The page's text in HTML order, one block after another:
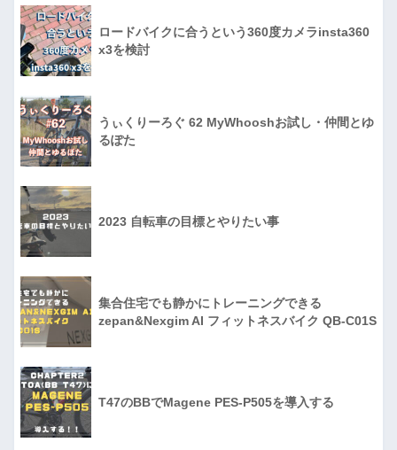
ロードバイクに合うという360度カメラinsta360
x3を検討
うぃくりーろぐ 62 MyWhooshお試し・仲間とゆ
るぽた
2023 自転車の目標とやりたい事
集合住宅でも静かにトレーニングできる
zepan&Nexgim AI フィットネスバイク QB-C01S
T47のBBでMagene PES-P505を導入する